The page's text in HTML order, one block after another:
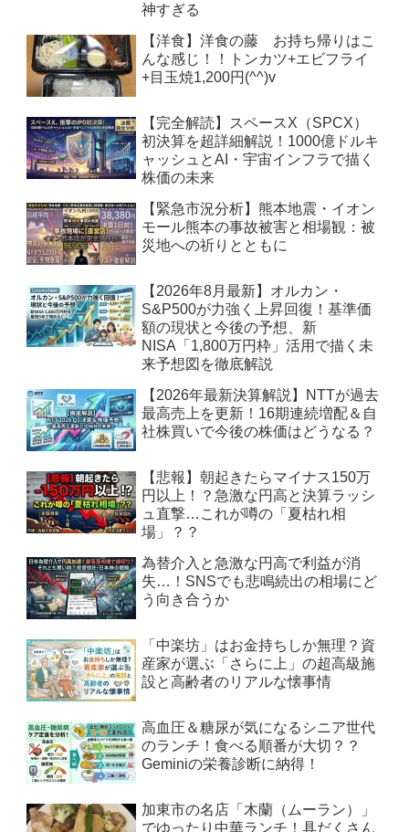
神すぎる
【洋食】洋食の藤 お持ち帰りはこ
んな感じ！！トンカツ+エビフライ
+目玉焼1,200円(^^)v
【完全解読】スペースX（SPCX）
初決算を超詳細解説！1000億ドルキ
ャッシュとAI・宇宙インフラで描く
株価の未来
【緊急市況分析】熊本地震・イオン
モール熊本の事故被害と相場観：被
災地への祈りとともに
【2026年8月最新】オルカン・
S&P500が力強く上昇回復！基準価
額の現状と今後の予想、新
NISA「1,800万円枠」活用で描く未
来予想図を徹底解説
【2026年最新決算解説】NTTが過去
最高売上を更新！16期連続増配＆自
社株買いで今後の株価はどうなる？
【悲報】朝起きたらマイナス150万
円以上！？急激な円高と決算ラッシ
ュ直撃…これが噂の「夏枯れ相
場」？？
為替介入と急激な円高で利益が消
失…！SNSでも悲鳴続出の相場にど
う向き合うか
「中楽坊」はお金持ちしか無理？資
産家が選ぶ「さらに上」の超高級施
設と高齢者のリアルな懐事情
高血圧＆糖尿が気になるシニア世代
のランチ！食べる順番が大切？？
Geminiの栄養診断に納得！
加東市の名店「木蘭（ムーラン）」
でゆったり中華ランチ！具だくさん